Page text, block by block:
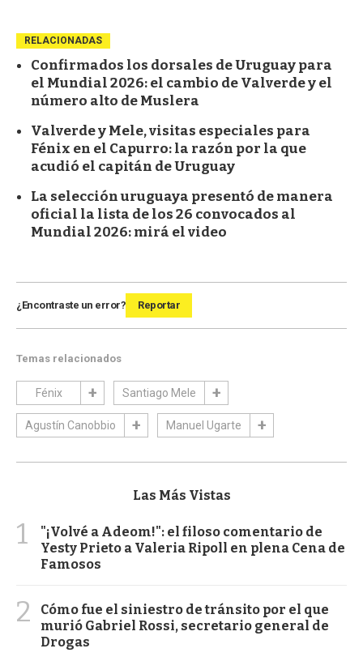
RELACIONADAS
Confirmados los dorsales de Uruguay para
el Mundial 2026: el cambio de Valverde y el
número alto de Muslera
Valverde y Mele, visitas especiales para
Fénix en el Capurro: la razón por la que
acudió el capitán de Uruguay
La selección uruguaya presentó de manera
oficial la lista de los 26 convocados al
Mundial 2026: mirá el video
¿Encontraste un error? Reportar
Temas relacionados
Fénix Santiago Mele
Agustín Canobbio Manuel Ugarte
Las Más Vistas
1
"¡Volvé a Adeom!": el filoso comentario de
Yesty Prieto a Valeria Ripoll en plena Cena de
Famosos
2
Cómo fue el siniestro de tránsito por el que
murió Gabriel Rossi, secretario general de
Drogas